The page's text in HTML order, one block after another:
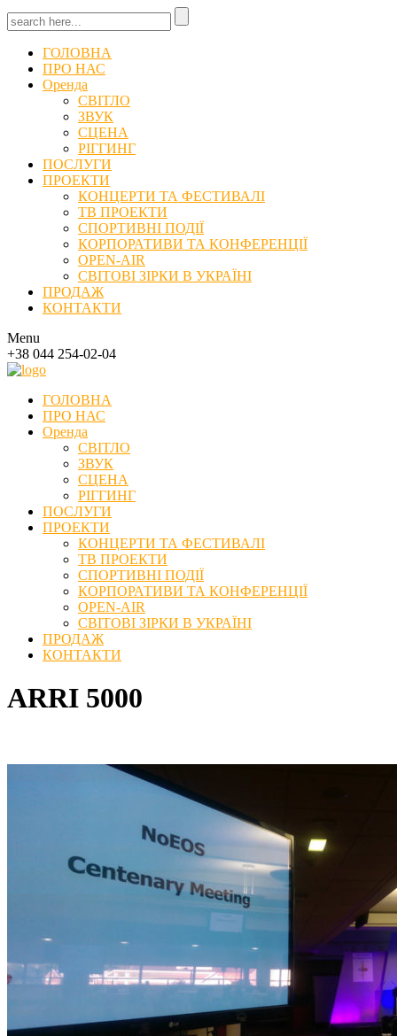
ГОЛОВНА
ПРО НАС
Оренда
СВІТЛО
ЗВУК
СЦЕНА
РІГГИНГ
ПОСЛУГИ
ПРОЕКТИ
КОНЦЕРТИ ТА ФЕСТИВАЛІ
ТВ ПРОЕКТИ
СПОРТИВНІ ПОДІЇ
КОРПОРАТИВИ ТА КОНФЕРЕНЦІЇ
OPEN-AIR
СВІТОВІ ЗІРКИ В УКРАЇНІ
ПРОДАЖ
КОНТАКТИ
Menu
+38 044 254-02-04
ГОЛОВНА
ПРО НАС
Оренда
СВІТЛО
ЗВУК
СЦЕНА
РІГГИНГ
ПОСЛУГИ
ПРОЕКТИ
КОНЦЕРТИ ТА ФЕСТИВАЛІ
ТВ ПРОЕКТИ
СПОРТИВНІ ПОДІЇ
КОРПОРАТИВИ ТА КОНФЕРЕНЦІЇ
OPEN-AIR
СВІТОВІ ЗІРКИ В УКРАЇНІ
ПРОДАЖ
КОНТАКТИ
ARRI 5000